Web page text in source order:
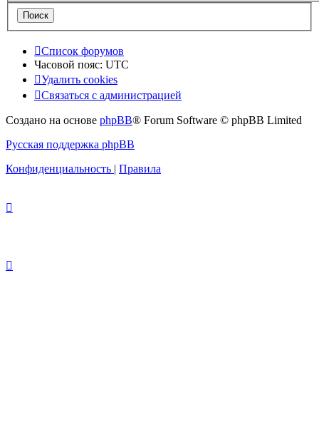
Список форумов
Часовой пояс: UTC
Удалить cookies
Связаться
администрацией
Связаться с администрацией
Создано на основе phpBB® Forum Software © phpBB Limited
Русская поддержка phpBB
Конфиденциальность | Правила